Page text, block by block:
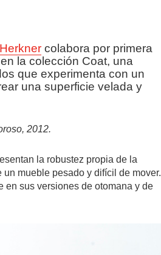
colabora por primera
en la colección Coat, una
que experimenta con un
una superficie velada y
2012.
la robustez propia de la
mueble pesado y difícil de mover.
en sus versiones de otomana y de